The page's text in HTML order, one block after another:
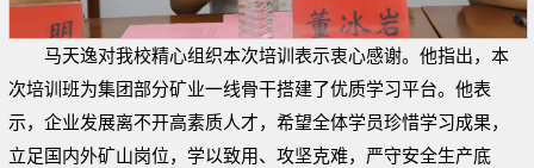
马天逸对我校精心组织本次培训表示衷心感谢。他指出，本
次培训班为集团部分矿业一线骨干搭建了优质学习平台。他表
示，企业发展离不开高素质人才，希望全体学员珍惜学习成果，
立足国内外矿山岗位，学以致用、攻坚克难，严守安全生产底